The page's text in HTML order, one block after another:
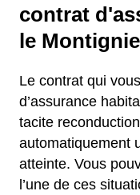
contrat
le
Le contrat qui
d’assurance
tacite
automatiquement
atteinte. Vous
l’une de ces